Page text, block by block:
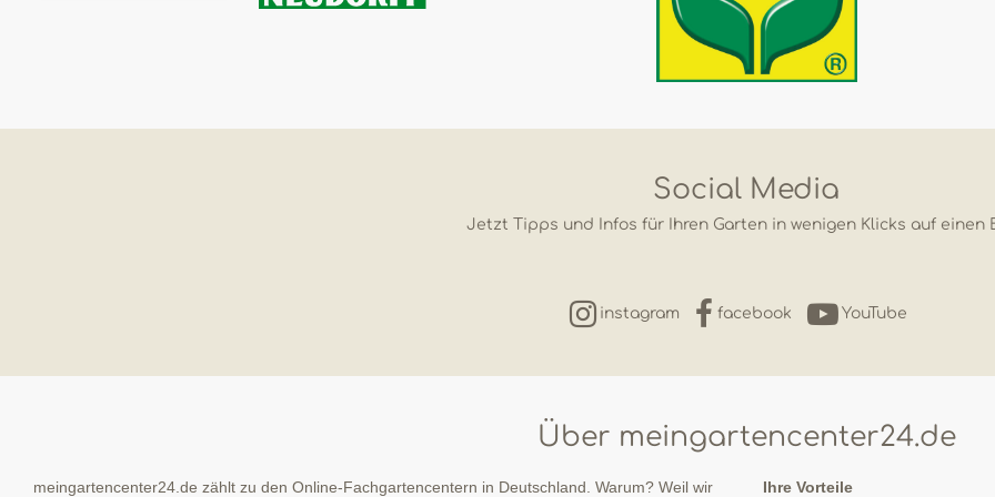
Social Media
Jetzt Tipps und Infos für Ihren Garten in wenigen Klicks auf einen
instagram facebook YouTube
Über meingartencenter24.de
meingartencenter24.de zählt zu den Online-Fachgartencentern in Deutschland. Warum? Weil wir Ihre Vorteile